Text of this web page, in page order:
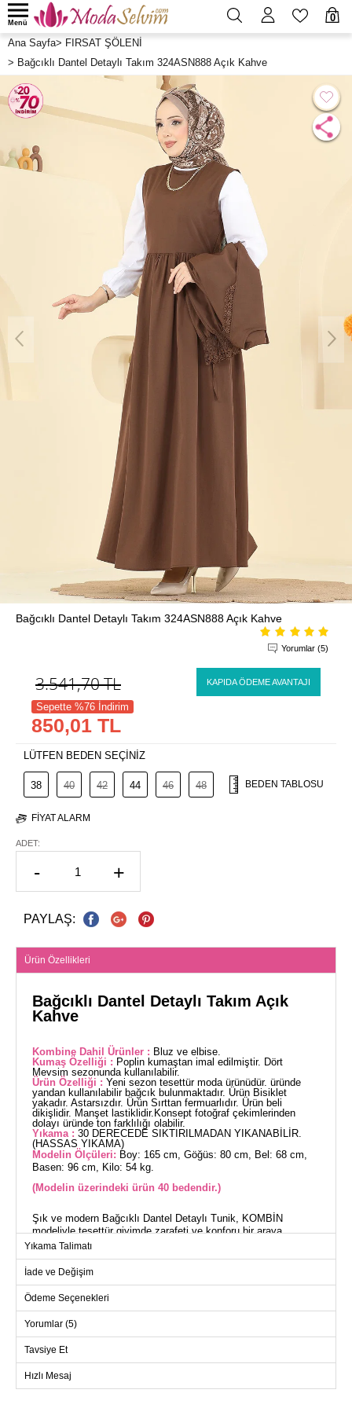
0
Menü
Ana Sayfa> FIRSAT ŞÖLENİ
> Bağcıklı Dantel Detaylı Takım 324ASN888 Açık Kahve
Bağcıklı Dantel Detaylı Takım 324ASN888 Açık Kahve
Yorumlar (5)
3.541,70TL KAPIDA ÖDEME AVANTAJI
Sepette %76 İndirim
850,01 TL
LÜTFEN BEDEN SEÇİNİZ
38 40 42 44 46 48 BEDEN TABLOSU
FIYAT ALARM
ADET:
- +
PAYLAŞ:
Ürün Özellikleri
Bağcıklı Dantel Detaylı Takım Açık
Kahve
Kombine Dahil Ürünler : Bluz ve elbise.
Kumaş Özelliği : Poplin kumaştan imal edilmiştir. Dört
Mevsim sezonunda kullanılabilir.
Ürün Özelliği : Yeni sezon tesettür moda ürünüdür. üründe
yandan kullanılabilir bağcık bulunmaktadır. Ürün Bisiklet
yakadır. Astarsızdır. Ürün Sırttan fermuarlıdır. Ürün beli
dikişlidir. Manşet lastiklidir.Konsept fotoğraf çekimlerinden
dolayı üründe ton farklılığı olabilir.
Yıkama : 30 DERECEDE SIKTIRILMADAN YIKANABİLİR.
(HASSAS YIKAMA)
Modelin Ölçüleri: Boy: 165 cm, Göğüs: 80 cm, Bel: 68 cm,
Basen: 96 cm, Kilo: 54 kg.
(Modelin üzerindeki ürün 40 bedendir.)
Şık ve modern Bağcıklı Dantel Detaylı Tunik, KOMBİN
modeliyle tesettür giyimde zarafeti ve konforu bir araya
getiriyor. Dört mevsim rahatça kullanabileceğiniz bu ürün, beli
dikişli tasarımı ile vücut hatlarınıza mükemmel şekilde uyum
sağlar. Hem bluz olarak hem de elbise olarak kullanabileceğiniz
çok yönlü bir tasarıma sahip.
BLUZ BEDEN ÖLÇÜLERİ
38
98
50
Yıkama Talimatı
İade ve Değişim
Ödeme Seçenekleri
Yorumlar (5)
Tavsiye Et
Hızlı Mesaj